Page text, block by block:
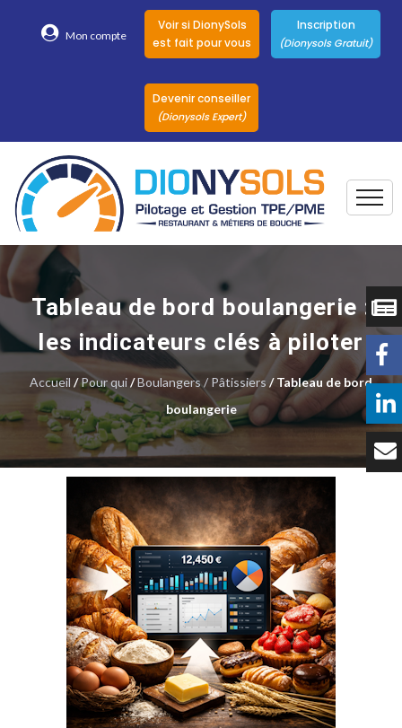
Mon compte
Voir si DionySols
est fait pour vous
Inscription
(Dionysols Gratuit)
Devenir conseiller
(Dionysols Expert)
Nos conseillers
DionySols
Nos versions
Nos autres
Solutions
Témoignages
Tarifs
Contact
Tableau de bord boulangerie :
les indicateurs clés à piloter
Accueil /Pour qui/Boulangers / Pâtissiers / Tableau de bord
boulangerie